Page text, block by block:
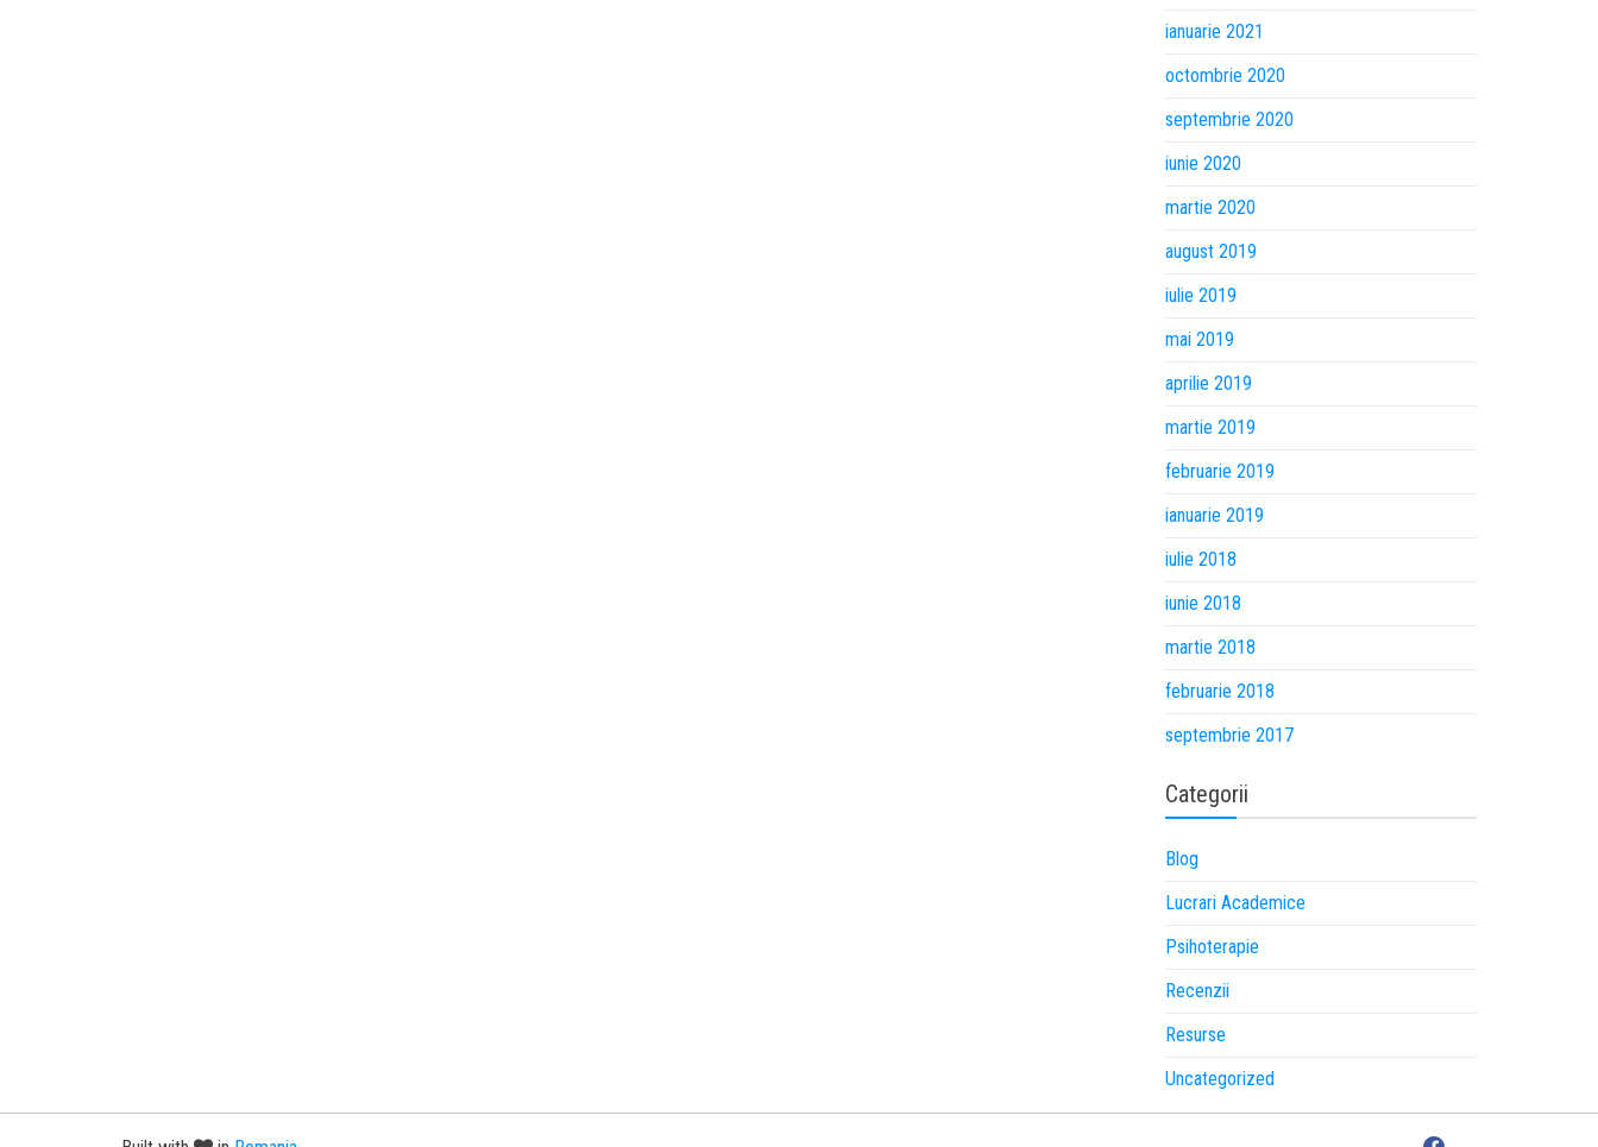
ianuarie 2021
octombrie 2020
septembrie 2020
iunie 2020
martie 2020
august 2019
iulie 2019
mai 2019
aprilie 2019
martie 2019
februarie 2019
ianuarie 2019
iulie 2018
iunie 2018
martie 2018
februarie 2018
septembrie 2017
Categorii
Blog
Lucrari Academice
Psihoterapie
Recenzii
Resurse
Uncategorized